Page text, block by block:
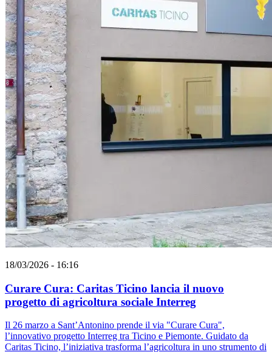
18/03/2026 - 16:16
Curare Cura: Caritas Ticino lancia il nuovo
progetto di agricoltura sociale Interreg
Il 26 marzo a Sant’Antonino prende il via "Curare Cura",
l’innovativo progetto Interreg tra Ticino e Piemonte. Guidato da
Caritas Ticino, l’iniziativa trasforma l’agricoltura in uno strumento di